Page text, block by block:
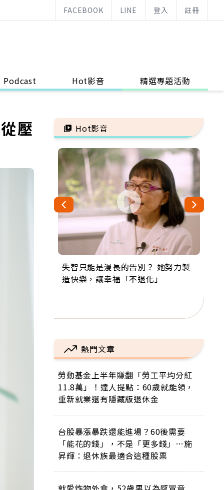
FACEBOOK LINE 登入 註冊
Podcast Hot影音 精選專題活動
壓
Hot影音
失智只能是漫長的告別？ 她努力製
造快樂，讓幸福「不退化」
來自剛果的巧克力神父 為台灣奉獻
36年 「台灣是我的家，我連作夢都
63歲卸矽谷副總、搬回台灣找快
樂！「蛋黃哥小丑」走進安養院，
104歲打破金氏世界紀錄 成為全球
最年長羽球選手，分享長壽的秘密
事業巔峰他選擇追夢…黑手阿伯拉
小提琴還登上小巨蛋！連CNN都大
熱門文章
勞動基金上半年賺翻「勞工平均分紅
11.8萬」！達人提點：60歲就能領，
重新就業還有隱藏版退休金
台股暴漲暴跌還能進場？60後需要
「能花的錢」，不是「更多錢」…施
昇輝：退休族最適合這種股票